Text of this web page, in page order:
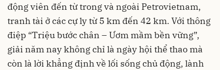
động viên đến từ trong và ngoài Petrovietnam,
tranh tài ở các cự ly từ 5 km đến 42 km. Với thông
điệp “Triệu bước chân – Ươm mầm bền vững”,
giải năm nay không chỉ là ngày hội thể thao mà
còn là lời khẳng định về lối sống chủ động, lành